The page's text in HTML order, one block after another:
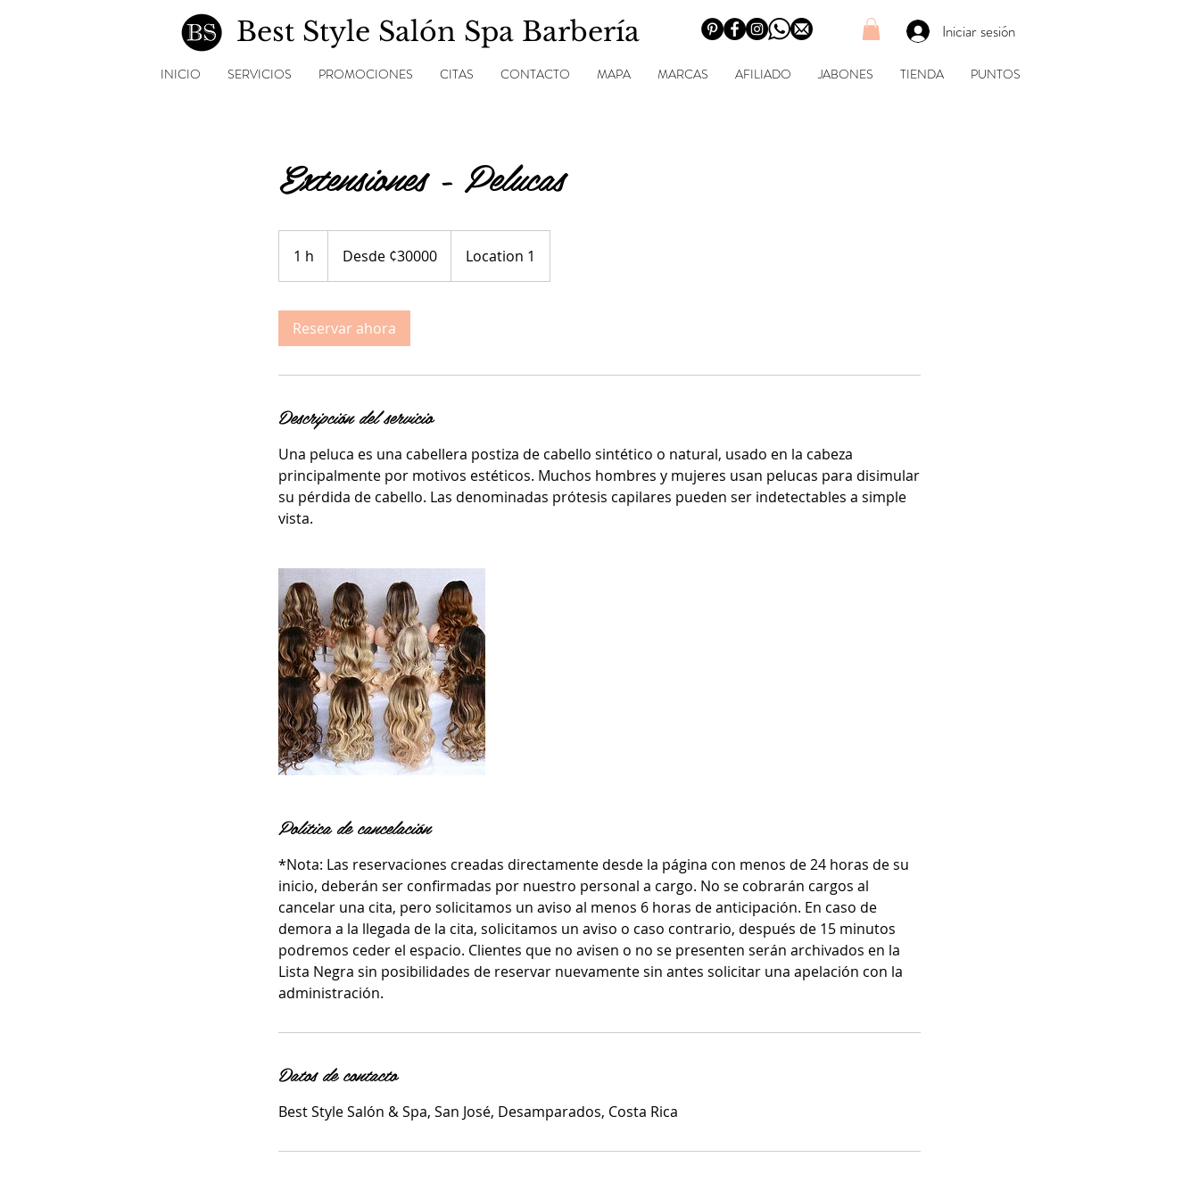
Best Style Salón Spa Barbería Iniciar sesión
INICIO SERVICIOS PROMOCIONES CITAS CONTACTO MAPA MARCAS AFILIADO JABONES TIENDA PUNTOS
Extensiones - Pelucas
1 h Desde ¢30000 Location 1
Reservar ahora
Descripción del servicio
Una peluca es una cabellera postiza de cabello sintético o natural, usado en la cabeza
principalmente por motivos estéticos. Muchos hombres y mujeres usan pelucas para disimular
su pérdida de cabello. Las denominadas prótesis capilares pueden ser indetectables a simple
vista.
Política de cancelación
*Nota: Las reservaciones creadas directamente desde la página con menos de 24 horas de su
inicio, deberán ser confirmadas por nuestro personal a cargo. No se cobrarán cargos al
cancelar una cita, pero solicitamos un aviso al menos 6 horas de anticipación. En caso de
demora a la llegada de la cita, solicitamos un aviso o caso contrario, después de 15 minutos
podremos ceder el espacio. Clientes que no avisen o no se presenten serán archivados en la
Lista Negra sin posibilidades de reservar nuevamente sin antes solicitar una apelación con la
administración.
Datos de contacto
Best Style Salón & Spa, San José, Desamparados, Costa Rica